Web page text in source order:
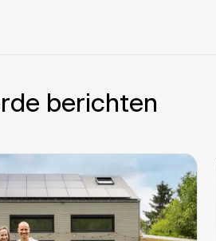
berichten